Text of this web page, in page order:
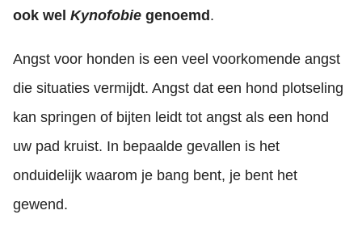
ook wel Kynofobie genoemd.
Angst voor honden is een veel voorkomende angst
die situaties vermijdt. Angst dat een hond plotseling
kan springen of bijten leidt tot angst als een hond
uw pad kruist. In bepaalde gevallen is het
onduidelijk waarom je bang bent, je bent het
gewend.